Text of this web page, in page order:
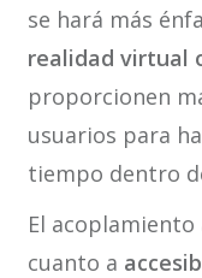
se hará más
realidad virtual
proporcionen
usuarios para
tiempo dentro
El acoplamiento
cuanto a